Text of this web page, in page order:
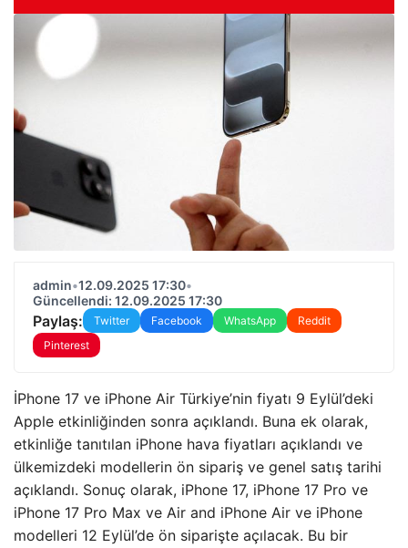
admin•12.09.2025 17:30•
Güncellendi: 12.09.2025 17:30
Paylaş: Twitter Facebook WhatsApp
Reddit
Pinterest
İPhone 17 ve iPhone Air Türkiye’nin fiyatı 9 Eylül’deki
Apple etkinliğinden sonra açıklandı. Buna ek olarak,
etkinliğe tanıtılan iPhone hava fiyatları açıklandı ve
ülkemizdeki modellerin ön sipariş ve genel satış tarihi
açıklandı. Sonuç olarak, iPhone 17, iPhone 17 Pro ve
iPhone 17 Pro Max ve Air and iPhone Air ve iPhone
modelleri 12 Eylül’de ön siparişte açılacak. Bu bir